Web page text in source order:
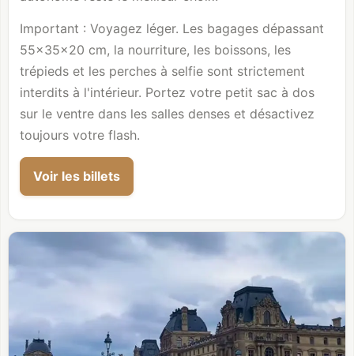
Important : Voyagez léger. Les bagages dépassant
55×35×20 cm, la nourriture, les boissons, les
trépieds et les perches à selfie sont strictement
interdits à l'intérieur. Portez votre petit sac à dos
sur le ventre dans les salles denses et désactivez
toujours votre flash.
Voir les billets